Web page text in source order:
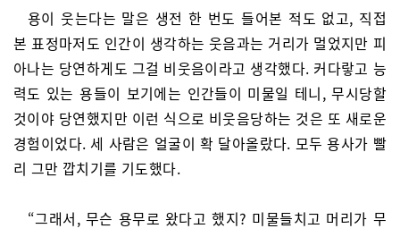
용이 웃는다는 말은 생전 한 번도 들어본 적도 없고, 직접
본 표정마저도 인간이 생각하는 웃음과는 거리가 멀었지만 피
아나는 당연하게도 그걸 비웃음이라고 생각했다. 커다랗고 능
력도 있는 용들이 보기에는 인간들이 미물일 테니, 무시당할
것이야 당연했지만 이런 식으로 비웃음당하는 것은 또 새로운
경험이었다. 세 사람은 얼굴이 확 달아올랐다. 모두 용사가 빨
리 그만 깝치기를 기도했다.
“그래서, 무슨 용무로 왔다고 했지? 미물들치고 머리가 무